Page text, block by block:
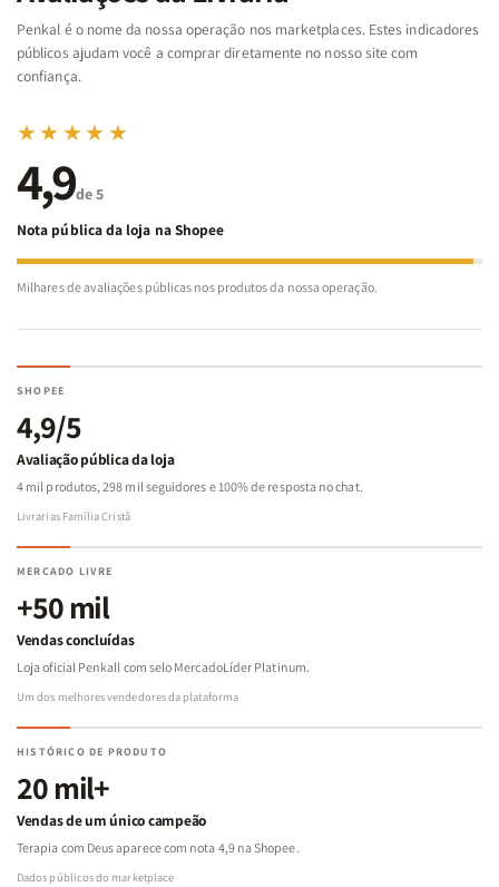
-
Penkal
-
Penkal
Penkal é o nome da nossa operação nos marketplaces. Estes indicadores
públicos ajudam você a comprar diretamente no nosso site com
confiança.
★★★★★
4,9de 5
Nota pública da loja na Shopee
Milhares de avaliações públicas nos produtos da nossa operação.
SHOPEE
4,9/5
Avaliação pública da loja
4 mil produtos, 298 mil seguidores e 100% de resposta no chat.
Livrarias Família Cristã
MERCADO LIVRE
+50 mil
Vendas concluídas
Loja oficial Penkall com selo MercadoLíder Platinum.
Um dos melhores vendedores da plataforma
HISTÓRICO DE PRODUTO
20 mil+
Vendas de um único campeão
Terapia com Deus aparece com nota 4,9 na Shopee.
Dados públicos do marketplace